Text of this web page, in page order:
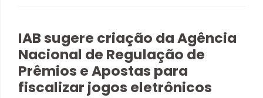
IAB sugere criação da Agência
Nacional de Regulação de
Prêmios e Apostas para
fiscalizar jogos eletrônicos